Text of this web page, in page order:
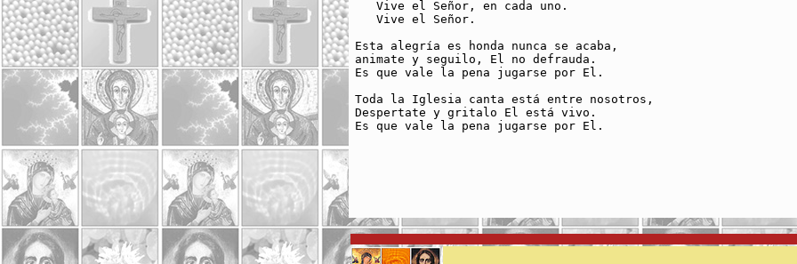
   Vive el Señor, en cada uno.
   Vive el Señor.
Esta alegría es honda nunca se acaba,
animate y seguilo, El no defrauda.
Es que vale la pena jugarse por El.
Toda la Iglesia canta está entre nosotros,
Despertate y gritalo El está vivo.
Es que vale la pena jugarse por El.